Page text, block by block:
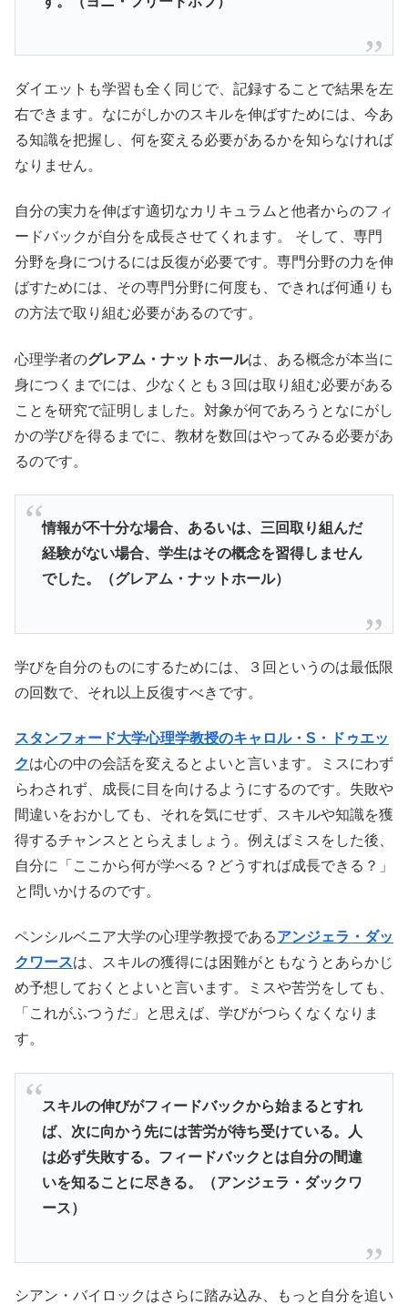
ダイエットも学習も全く同じで、記録することで結果を左
右できます。なにがしかのスキルを伸ばすためには、今あ
る知識を把握し、何を変える必要があるかを知らなければ
なりません。
自分の実力を伸ばす適切なカリキュラムと他者からのフィ
ードバックが自分を成長させてくれます。 そして、専門
分野を身につけるには反復が必要です。専門分野の力を伸
ばすためには、その専門分野に何度も、できれば何通りも
の方法で取り組む必要があるのです。
心理学者のグレアム・ナットホールは、ある概念が本当に
身につくまでには、少なくとも３回は取り組む必要がある
ことを研究で証明しました。対象が何であろうとなにがし
かの学びを得るまでに、教材を数回はやってみる必要があ
るのです。
情報が不十分な場合、あるいは、三回取り組んだ
経験がない場合、学生はその概念を習得しません
でした。（グレアム・ナットホール）
学びを自分のものにするためには、３回というのは最低限
の回数で、それ以上反復すべきです。
スタンフォード大学心理学教授のキャロル・S・ドゥエッ
クは心の中の会話を変えるとよいと言います。ミスにわず
らわされず、成長に目を向けるようにするのです。失敗や
間違いをおかしても、それを気にせず、スキルや知識を獲
得するチャンスととらえましょう。例えばミスをした後、
自分に「ここから何が学べる？どうすれば成長できる？」
と問いかけるのです。
ペンシルベニア大学の心理学教授であるアンジェラ・ダッ
クワースは、スキルの獲得には困難がともなうとあらかじ
め予想しておくとよいと言います。ミスや苦労をしても、
「これがふつうだ」と思えば、学びがつらくなくなりま
す。
スキルの伸びがフィードバックから始まるとすれ
ば、次に向かう先には苦労が待ち受けている。人
は必ず失敗する。フィードバックとは自分の間違
いを知ることに尽きる。（アンジェラ・ダックワ
ース）
シアン・バイロックはさらに踏み込み、もっと自分を追い